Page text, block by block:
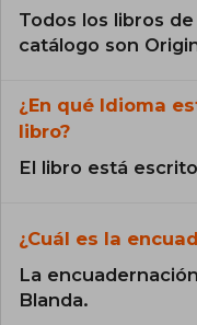
Todos los libros
catálogo son
¿En qué Idioma
libro?
El libro está
¿Cuál es la
La
Blanda.